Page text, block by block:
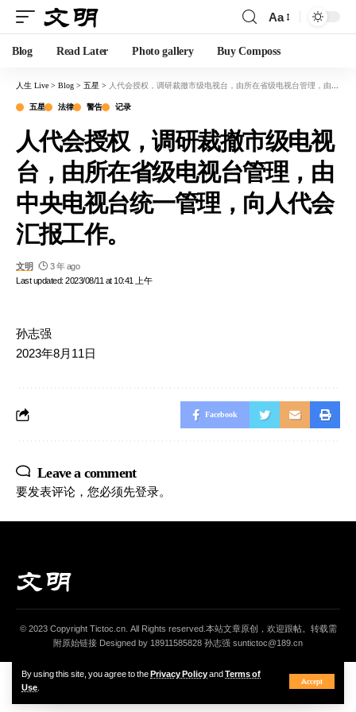
By using this site, you agree to thePrivacy PolicyandTerms of
Use.
Accept
Aa
Blog Read Later Photo gallery Buy Composs
人生 Live > Blog > 五星 > 人代会授权，调研裁撤市级电视台，由所在省级电视台管理，由中央电视台统一管理，向人代会汇报工作。
五星 法律 警告 记录
人代会授权，调研裁撤市级电视
台，由所在省级电视台管理，由
中央电视台统一管理，向人代会
汇报工作。
Last updated: 2023/08/11 at 10:41 上午
文明 3 年 ago
孙志强
2023年8月11日
Facebook
Leave a comment
要发表评论，您必须先登录。
© 2023 Copyright Tictoc.cn. All Rights reserved.本站文章原创，欢迎跟帖。转载需
附原始链接 Designed by 18911585828 孙志强 suntictoc@189.cn